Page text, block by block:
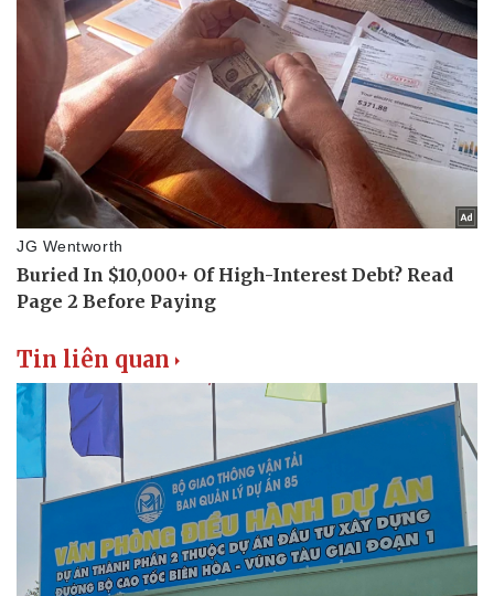
Thể thao
Bóng đá
Lịch thi đấu bóng đá
Thế giới thể thao
eSports
Hậu trường
Ô tô - Xe máy
Ô tô
Xe máy
Tư vấn
Tin liên quan